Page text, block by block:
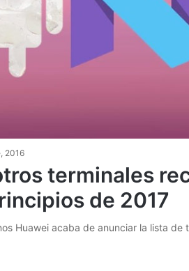
2016
terminales
de 2017
Huawei acaba de anunciar la lista de